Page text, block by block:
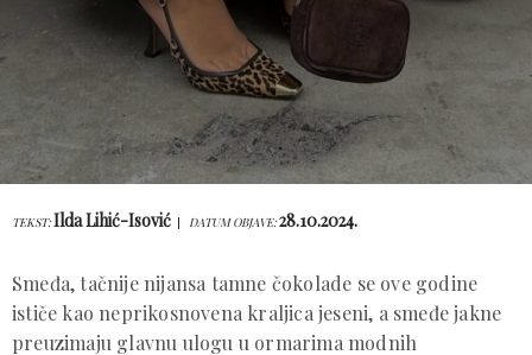
TEKST:Ilda Lihić-Isović DATUM OBJAVE:28.10.2024.
Smeđa, tačnije nijansa tamne čokolade se ove godine
ističe kao neprikosnovena kraljica jeseni, a smeđe jakne
preuzimaju glavnu ulogu u ormarima modnih